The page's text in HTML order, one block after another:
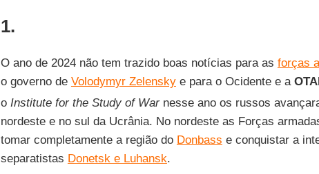
1.
O ano de 2024 não tem trazido boas notícias para as forças
o governo de Volodymyr Zelenskye para o Ocidente e a
o Institute for the Study of Warnesse ano os russos
nordeste e no sul da Ucrânia. No nordeste as Forças
tomar completamente a região do Donbass e conquistar a
separatistas Donetsk e Luhansk.